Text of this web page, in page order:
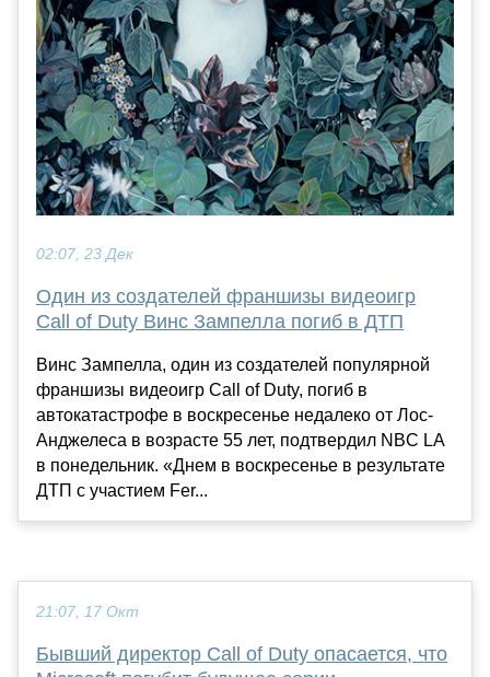
02:07, 23 Дек
Один из создателей франшизы видеоигр
Call of Duty Винс Зампелла погиб в ДТП
Винс Зампелла, один из создателей популярной
франшизы видеоигр Call of Duty, погиб в
автокатастрофе в воскресенье недалеко от Лос-
Анджелеса в возрасте 55 лет, подтвердил NBC LA
в понедельник. «Днем в воскресенье в результате
ДТП с участием Fer...
21:07, 17 Окт
Бывший директор Call of Duty опасается, что